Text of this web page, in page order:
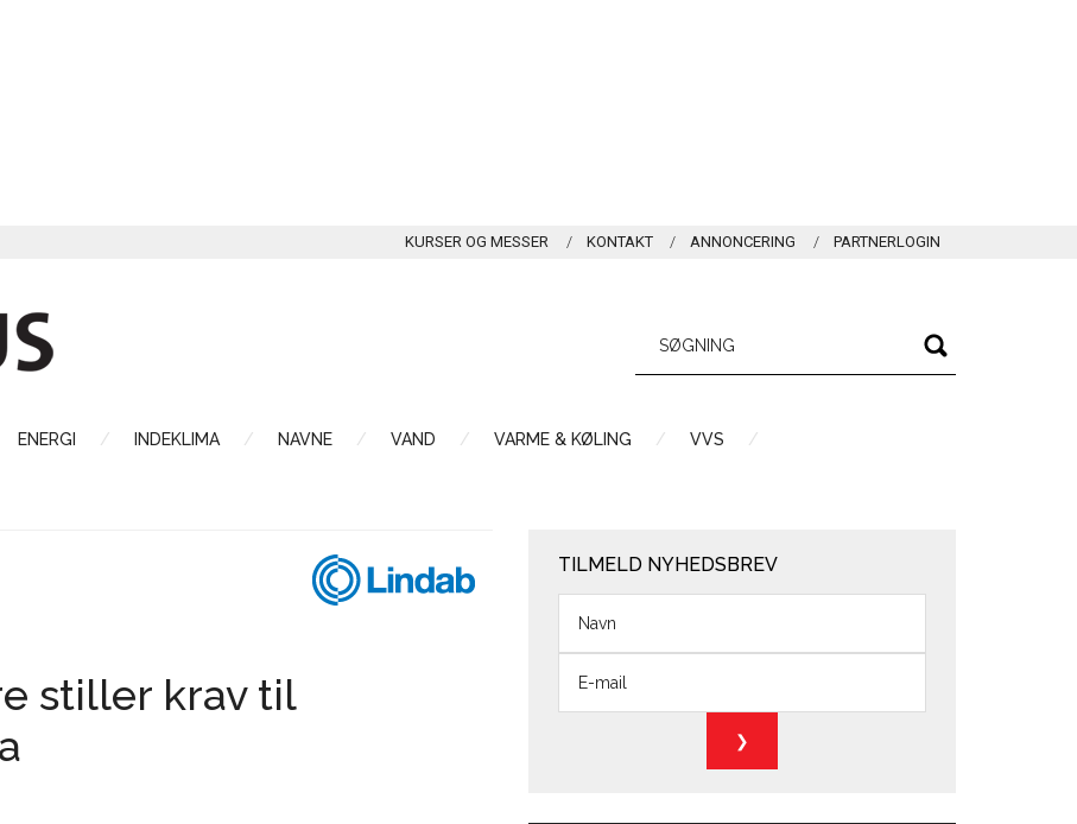
KURSER OG MESSER KONTAKT ANNONCERING PARTNERLOGIN
ENERGI INDEKLIMA NAVNE VAND VARME & KØLING
VVS
stiller krav til
TILMELD NYHEDSBREV